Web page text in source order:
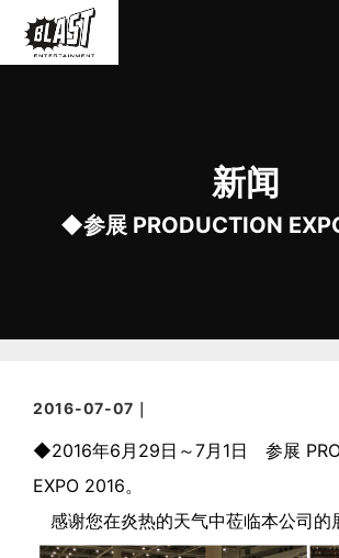
新闻
◆参展 PRODUCTION
2016-07-07｜
◆2016年6月29日～7月1日 参展
EXPO 2016。
感谢您在炎热的天气中莅临本公司的